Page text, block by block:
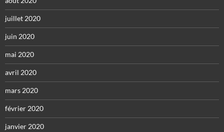
juillet 2020
juin 2020
mai 2020
avril 2020
mars 2020
février 2020
janvier 2020